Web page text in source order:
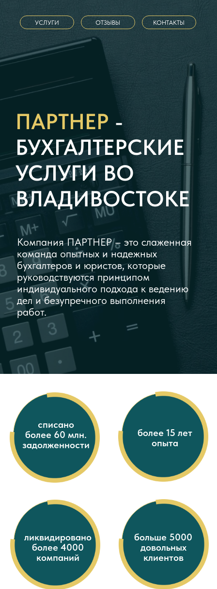
ПАРТНЕР-
УСЛУГИ ВО
ВЛАДИВОСТОКЕ
УСЛУГИ ОТЗЫВЫ КОНТАКТЫ
Компания ПАРТНЕР – это слаженная
команда опытных и надежных
бухгалтеров и юристов, которые
руководствуются принципом
индивидуального подхода к ведению
дел и безупречного выполнения
работ.
списано
более 60 млн.
задолженности
более 4000
компаний
БУХГАЛТЕРСКИЕ
УСЛУГИ
бухгалтерское сопровождение
оценка состояния бухгалтерского
учета
помощь в выборе системы
налогообложения